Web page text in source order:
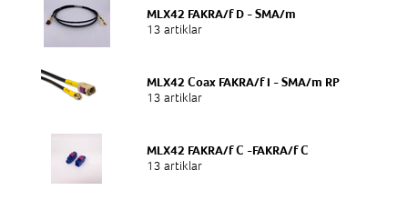
Kabellängd
0.5m
Antenninstallation
Hålmontage 19mm
MLX42 FAKRA/f D - SMA/m
13 artiklar
MLX42 Coax FAKRA/f I - SMA/m RP
13 artiklar
MLX42 FAKRA/f C -FAKRA/f C
13 artiklar